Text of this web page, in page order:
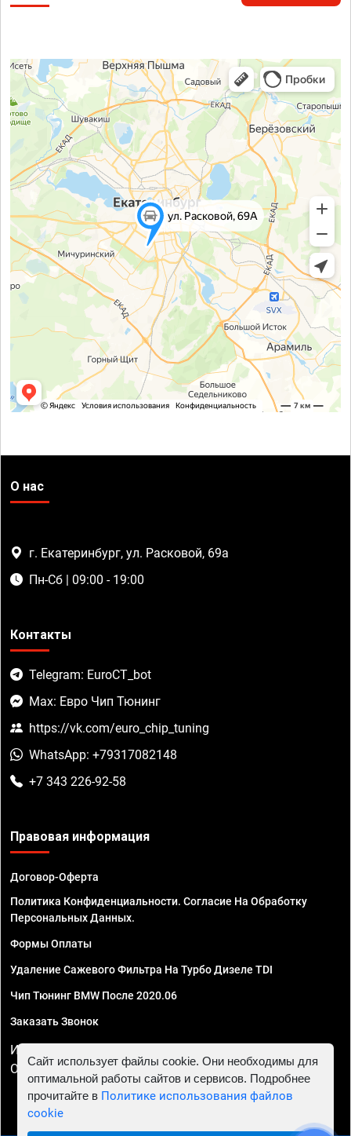
О нас
г. Екатеринбург, ул. Расковой, 69а
Пн-Сб | 09:00 - 19:00
Контакты
Telegram: EuroCT_bot
Max: Евро Чип Тюнинг
https://vk.com/euro_chip_tuning
WhatsApp: +79317082148
+7 343 226-92-58
Правовая информация
Договор-Оферта
Политика Конфиденциальности. Согласие На Обработку
Персональных Данных.
Формы Оплаты
Удаление Сажевого Фильтра На Турбо Дизеле TDI
Чип Тюнинг BMW После 2020.06
Заказать Звонок
ИП Смирнов Георгий Павлович. ИНН 781302555843,
ОГРНИП 324470400032610
Сайт использует файлы cookie. Они необходимы для
оптимальной работы сайтов и сервисов. Подробнее
прочитайте в Политике использования файлов
cookie